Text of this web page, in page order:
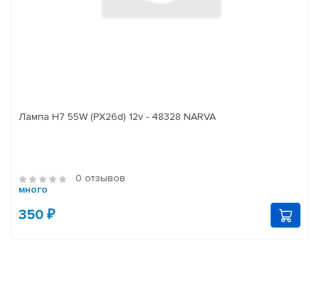
Лампа H7 55W (PX26d) 12v - 48328 NARVA
0 отзывов
много
350 ₽